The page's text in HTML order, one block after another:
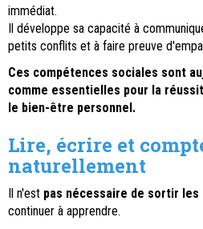
immédiat.
Il développe sa capacité à
petits conflits et à faire preuve
Ces compétences sociales sont
comme essentielles pour la
le bien-être personnel.
Lire, écrire et
naturellement
Il n'est pas nécessaire de sortir les
continuer à apprendre.